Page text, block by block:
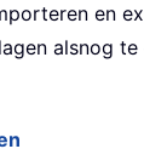
en
alsnog